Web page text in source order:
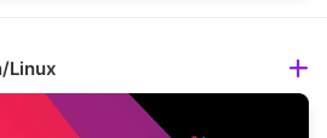
Linux